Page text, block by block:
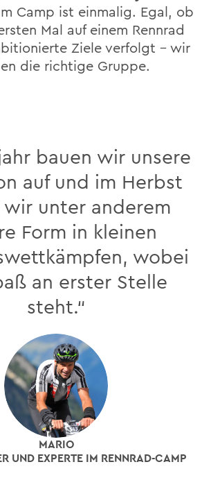
Camp ist einmalig. Egal, ob
Mal auf einem Rennrad
Ziele verfolgt – wir
die richtige Gruppe.
bauen wir unsere
auf und im Herbst
unter anderem
Form in kleinen
wobei
an erster Stelle
steht.“
MARIO
UND EXPERTE IM RENNRAD-CAMP